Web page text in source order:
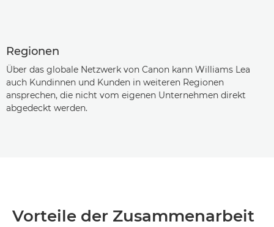
Regionen
Über das globale Netzwerk von Canon kann Williams Lea
auch Kundinnen und Kunden in weiteren Regionen
ansprechen, die nicht vom eigenen Unternehmen direkt
abgedeckt werden.
Vorteile der Zusammenarbeit